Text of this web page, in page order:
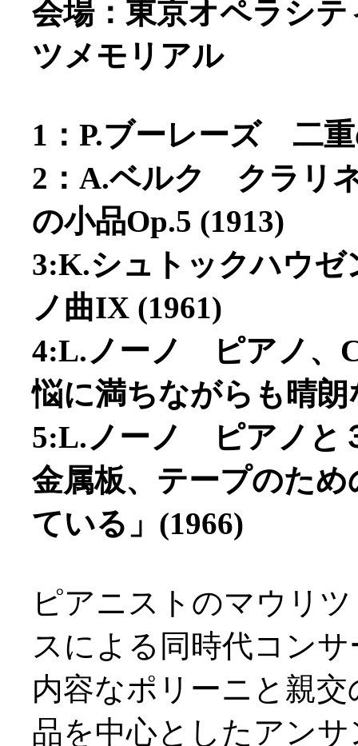
会場：東京オペラシ
ツメモリアル
1：P.ブーレーズ 二
2：A.ベルク クラリ
の小品Op.5 (1913)
3:K.シュトックハウゼ
ノ曲IX (1961)
4:L.ノーノ ピアノ、
悩に満ちながらも晴朗
5:L.ノーノ ピアノと
金属板、テープのた
ている」(1966)
ピアニストのマウリ
スによる同時代コン
内容なポリーニと親
品を中心としたアン